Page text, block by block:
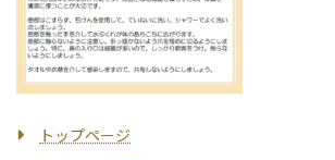
トップページ